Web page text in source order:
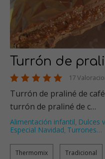
Turrón de
17
Turrón de praliné de
turrón de praliné de c…
Alimentación infantil, Dulces
Especial Navidad, Turrones…
Thermomix Tradicional